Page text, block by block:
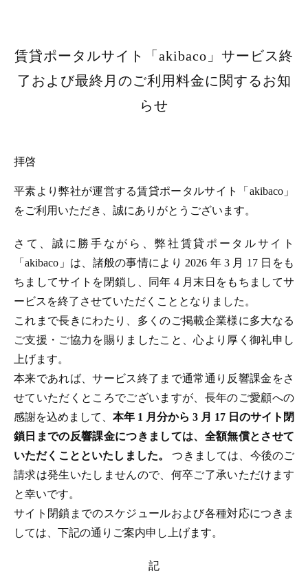
賃貸ポータルサイト「akibaco」サービス終
了および最終月のご利用料金に関するお知
らせ
拝啓
平素より弊社が運営する賃貸ポータルサイト「akibaco」
をご利用いただき、誠にありがとうございます。
さて、誠に勝手ながら、弊社賃貸ポータルサイト
「akibaco」は、諸般の事情により 2026 年 3 月 17 日をも
ちましてサイトを閉鎖し、同年 4 月末日をもちましてサ
ービスを終了させていただくこととなりました。
これまで長きにわたり、多くのご掲載企業様に多大なる
ご支援・ご協力を賜りましたこと、心より厚く御礼申し
上げます。
本来であれば、サービス終了まで通常通り反響課金をさ
せていただくところでございますが、長年のご愛顧への
感謝を込めまして、 本年 1 月分から 3 月 17 日のサイト閉
鎖日までの反響課金につきましては、全額無償とさせて
いただくことといたしました。つきましては、今後のご
請求は発生いたしませんので、何卒ご了承いただけます
と幸いです。
サイト閉鎖までのスケジュールおよび各種対応につきま
しては、下記の通りご案内申し上げます。
記